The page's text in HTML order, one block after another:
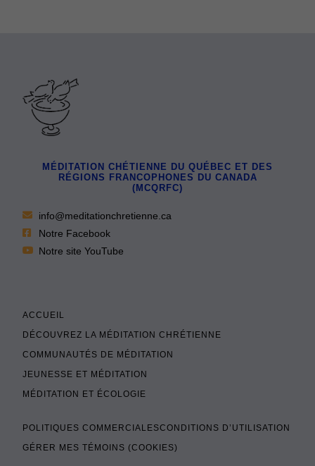
MÉDITATION CHÉTIENNE DU QUÉBEC ET DES
RÉGIONS FRANCOPHONES DU CANADA
(MCQRFC)
info@meditationchretienne.ca
Notre Facebook
Notre site YouTube
ACCUEIL
DÉCOUVREZ LA MÉDITATION CHRÉTIENNE
COMMUNAUTÉS DE MÉDITATION
JEUNESSE ET MÉDITATION
MÉDITATION ET ÉCOLOGIE
POLITIQUES COMMERCIALESCONDITIONS D’UTILISATION
GÉRER MES TÉMOINS (COOKIES)